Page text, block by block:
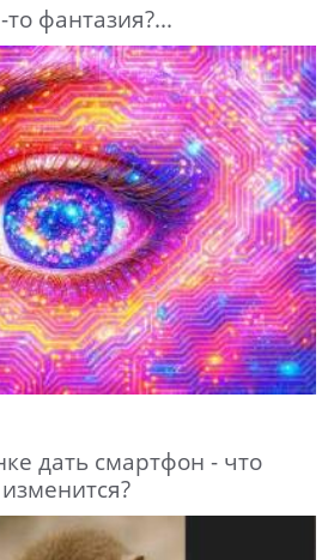
фантазия?...
дать смартфон - что
изменится?